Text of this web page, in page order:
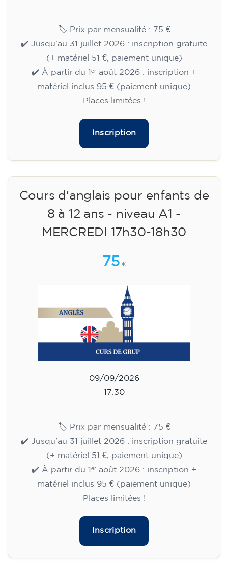
🏷️ Prix par mensualité : 75 €
✔️ Jusqu'au 31 juillet 2026 : inscription gratuite
(+ matériel 51 €, paiement unique)
✔️ À partir du 1ᵉʳ août 2026 : inscription +
matériel inclus 95 € (paiement unique)
Places limitées !
Inscription
Cours d'anglais pour enfants de
8 à 12 ans - niveau A1 -
MERCREDI 17h30-18h30
75 €
09/09/2026
17:30
🏷️ Prix par mensualité : 75 €
✔️ Jusqu'au 31 juillet 2026 : inscription gratuite
(+ matériel 51 €, paiement unique)
✔️ À partir du 1ᵉʳ août 2026 : inscription +
matériel inclus 95 € (paiement unique)
Places limitées !
Inscription